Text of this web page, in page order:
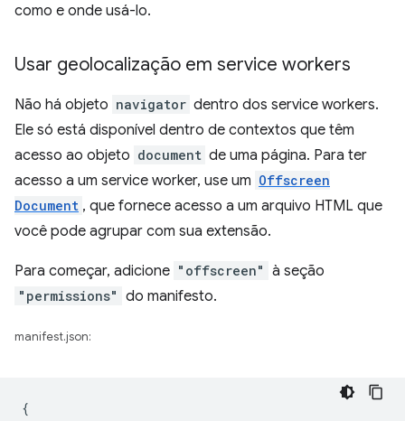
como e onde usá-lo.
Usar geolocalização em service workers
Não há objeto navigator dentro dos service workers.
Ele só está disponível dentro de contextos que têm
acesso ao objeto document de uma página. Para ter
acesso a um service worker, use um Offscreen
Document , que fornece acesso a um arquivo HTML que
você pode agrupar com sua extensão.
Para começar, adicione "offscreen" à seção
"permissions" do manifesto.
manifest.json:
{